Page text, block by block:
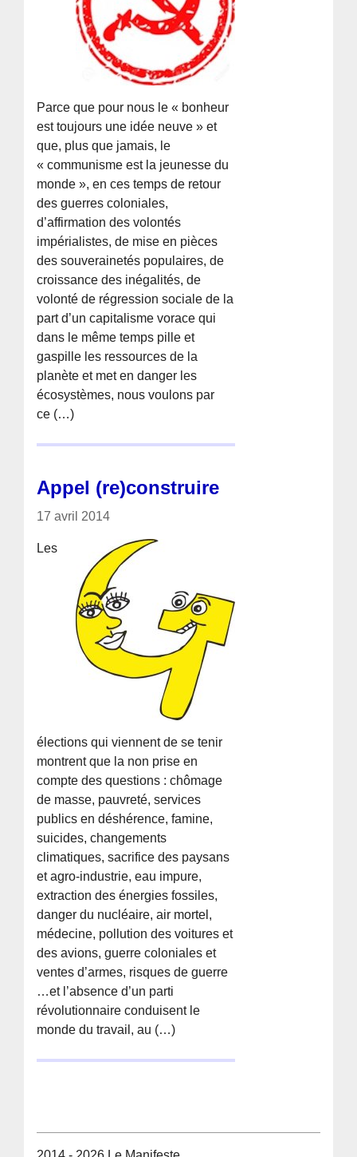
Parce que pour nous le « bonheur
est toujours une idée neuve » et
que, plus que jamais, le
« communisme est la jeunesse du
monde », en ces temps de retour
des guerres coloniales,
d’affirmation des volontés
impérialistes, de mise en pièces
des souverainetés populaires, de
croissance des inégalités, de
volonté de régression sociale de la
part d’un capitalisme vorace qui
dans le même temps pille et
gaspille les ressources de la
planète et met en danger les
écosystèmes, nous voulons par
ce (…)
Appel (re)construire
17 avril 2014
Les
élections qui viennent de se tenir
montrent que la non prise en
compte des questions : chômage
de masse, pauvreté, services
publics en déshérence, famine,
suicides, changements
climatiques, sacrifice des paysans
et agro-industrie, eau impure,
extraction des énergies fossiles,
danger du nucléaire, air mortel,
médecine, pollution des voitures et
des avions, guerre coloniales et
ventes d’armes, risques de guerre
…et l’absence d’un parti
révolutionnaire conduisent le
monde du travail, au (…)